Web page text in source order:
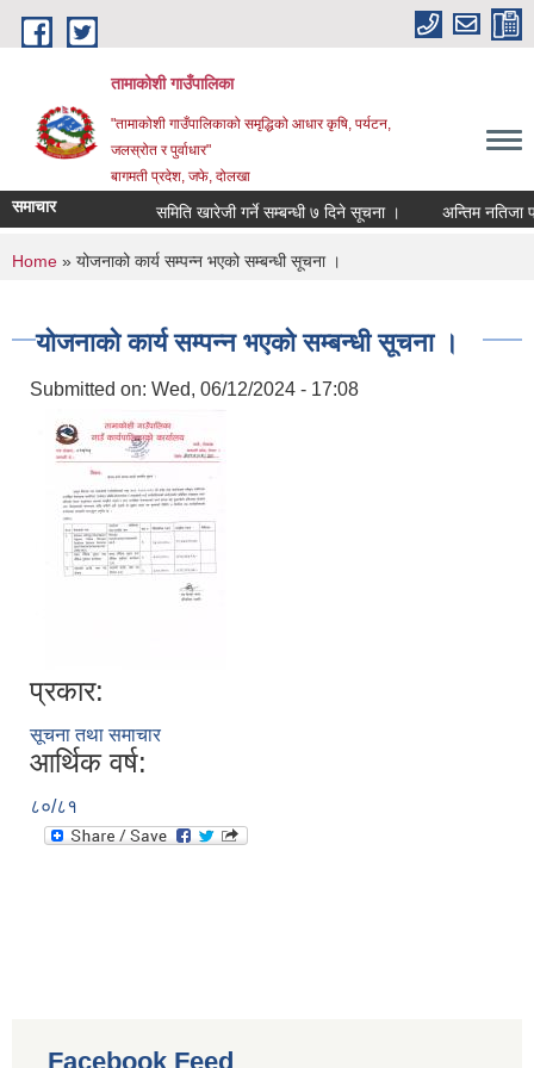
Skip to main content
तामाकोशी गाउँपालिका
"तामाकोशी गाउँपालिकाको समृद्धिको आधार कृषि, पर्यटन,
जलस्रोत र पुर्वाधार"
बागमती प्रदेश, जफे, दोलखा
समाचार समिति खारेजी गर्ने सम्बन्धी ७ दिने सूचना । अन्तिम नतिजा
You are here
Home » योजनाको कार्य सम्पन्न भएको सम्बन्धी सूचना ।
योजनाको कार्य सम्पन्न भएको सम्बन्धी सूचना ।
Submitted on: Wed, 06/12/2024 - 17:08
प्रकार:
सूचना तथा समाचार
आर्थिक वर्ष:
८०/८१
Facebook Feed